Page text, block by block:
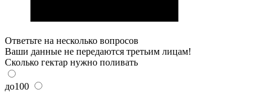
Ответьте на несколько вопросов
Ваши данные не передаются третьим лицам!
Сколько гектар нужно поливать
до100